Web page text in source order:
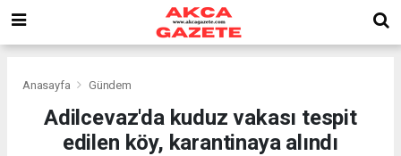
Anasayfa Gündem
Adilcevaz'da kuduz vakası tespit
edilen köy, karantinaya alındı